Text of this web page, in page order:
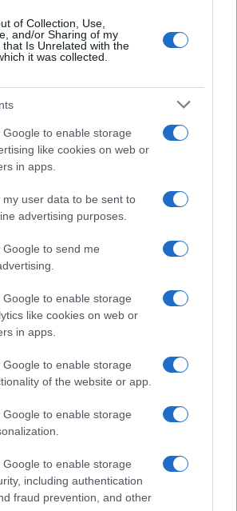
of Collection, Use,
and/or Sharing of my
that Is Unrelated with the
it was collected.
Google to enable storage
like cookies on web or
in apps.
my user data to be sent to
advertising purposes.
to send me
Google to enable storage
like cookies on web or
in apps.
Google to enable storage
of the website or app.
Google to enable storage
Google to enable storage
including authentication
fraud prevention, and other
PARTNERSHIP E
ACCREDITAMENTI
CONSIGLI E DIARI DI VIAGGIO - P.IVA
REGISTRATA AL TRIBUNALE DI NOCERA
(ASSOCIAZIONE NAZIONALE STAMPA
ONLINE)
PRIVACY E NOTIFICHE
MAPPA DEL SITO